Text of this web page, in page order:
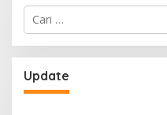
Cari
untuk:
Update